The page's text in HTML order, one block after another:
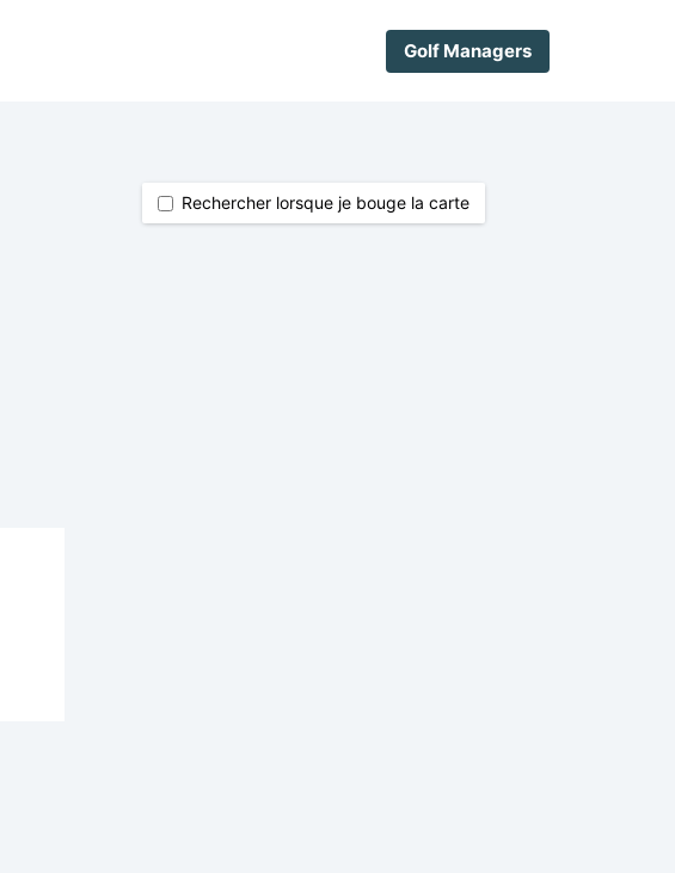
Golf Managers
Rechercher lorsque je bouge la carte